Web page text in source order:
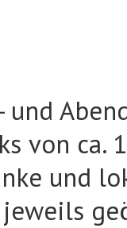
von ca.
und